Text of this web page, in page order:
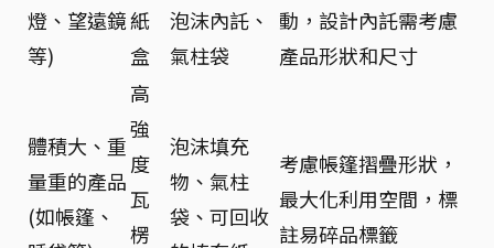
燈、望遠鏡
等)
紙
盒
泡沫內託、
氣柱袋
動，設計內託需考慮
產品形狀和尺寸
體積大、重
量重的產品
(如帳篷、
高
強
度
瓦
楞
泡沫填充
物、氣柱
袋、可回收
考慮帳篷摺疊形狀，
最大化利用空間，標
註易碎品標籤